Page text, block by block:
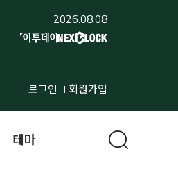
2026.08.08
로그인 회원가입
테마